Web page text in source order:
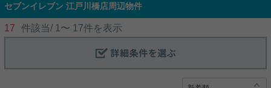
セブンイレブン 江戸川橋店周辺物件
17 件該当/ 1 〜 17件を表示